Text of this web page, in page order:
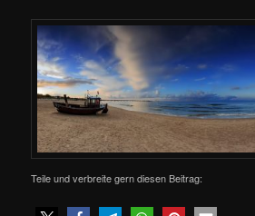
Teile und verbreite gern diesen Beitrag: